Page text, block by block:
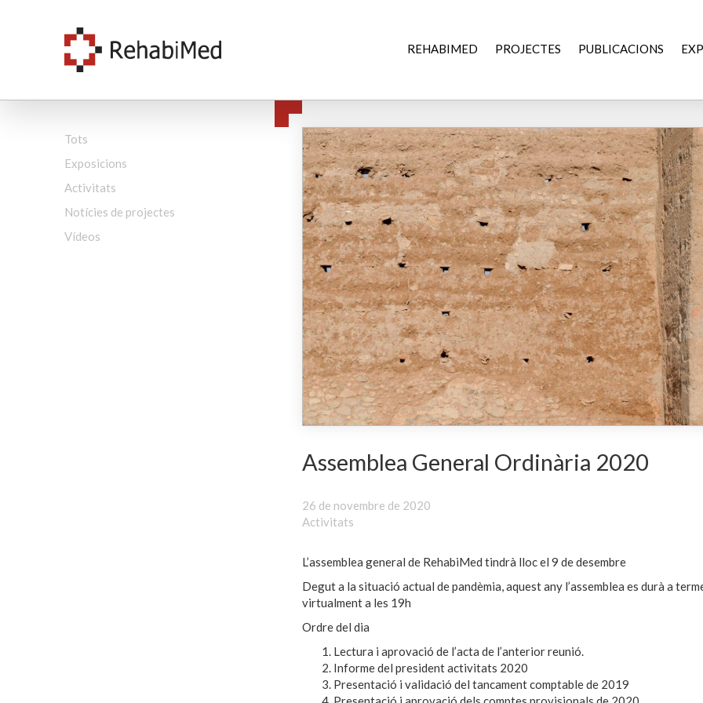
REHABIMED PROJECTES PUBLICACIONS
Tots
Exposicions
Activitats
Notícies de projectes
Vídeos
Assemblea General Ordinària 2020
26 de novembre de 2020
Activitats
L’assemblea general de RehabiMed tindrà lloc el 9 de desembre
Degut a la situació actual de pandèmia, aquest any l’assemblea es durà a
virtualment a les 19h
Ordre del dia
Lectura i aprovació de l’acta de l’anterior reunió.
Informe del president activitats 2020
Presentació i validació del tancament comptable de 2019